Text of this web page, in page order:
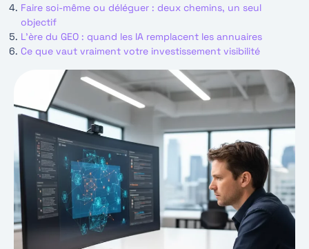
Faire soi-même ou déléguer : deux chemins, un seul
objectif
L’ère du GEO : quand les IA remplacent les annuaires
Ce que vaut vraiment votre investissement visibilité